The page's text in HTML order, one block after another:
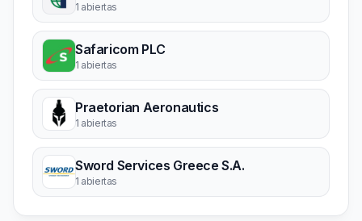
1 abiertas
Safaricom PLC
1 abiertas
Praetorian Aeronautics
1 abiertas
Sword Services Greece S.A.
1 abiertas